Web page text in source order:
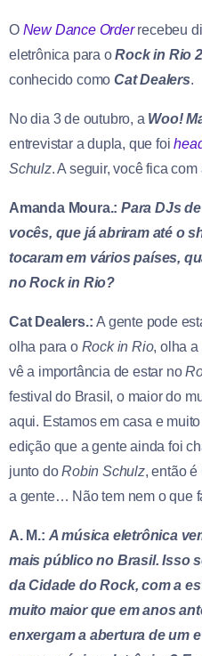
O New Dance Orderrecebeu
eletrônica para oRock in Rio
conhecido comoCat Dealers.
No dia 3 de outubro, a Woo!
entrevistar a dupla, que foi
Schulz. A seguir, você fica
Amanda Moura.: Para DJs
vocês, que já abriram até o
tocaram em vários países,
no Rock in Rio?
Cat Dealers.: A gente pode
olha para o Rock in Rio, olha a
vê a importância de estar no
festival do Brasil, o maior do
aqui. Estamos em casa e
edição que a gente ainda foi
junto doRobin Schulz, então é
a gente… Não tem nem o que
A. M.: A música eletrônica
mais público no Brasil. Isso
da Cidade do Rock, com a
muito maior que em anos
enxergam a abertura de um